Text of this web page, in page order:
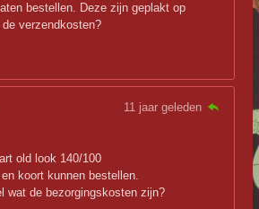
bestellen. Deze zijn geplakt op
verzendkosten?
11 jaar geleden
old look 140/100
koort kunnen bestellen.
wat de bezorgingskosten zijn?